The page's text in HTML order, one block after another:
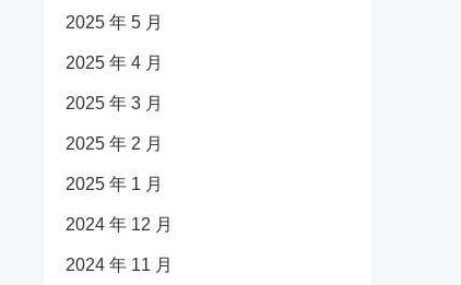
2025 年 5 月
2025 年 4 月
2025 年 3 月
2025 年 2 月
2025 年 1 月
2024 年 12 月
2024 年 11 月